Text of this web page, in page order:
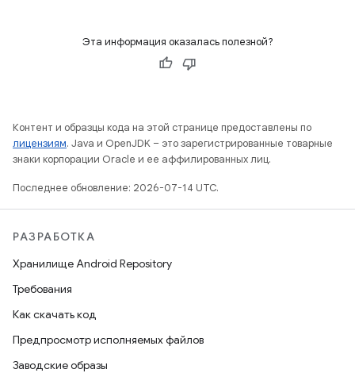
Эта информация оказалась полезной?
Контент и образцы кода на этой странице предоставлены по
лицензиям. Java и OpenJDK – это зарегистрированные товарные
знаки корпорации Oracle и ее аффилированных лиц.
Последнее обновление: 2026-07-14 UTC.
РАЗРАБОТКА
Хранилище Android Repository
Требования
Как скачать код
Предпросмотр исполняемых файлов
Заводские образы